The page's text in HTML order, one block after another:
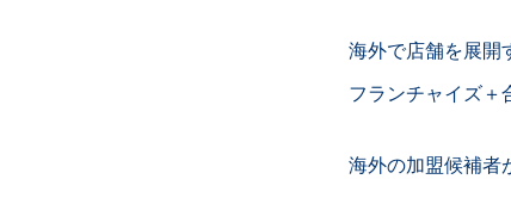
海外で店舗を展開
フランチャイズ＋
海外の加盟候補者